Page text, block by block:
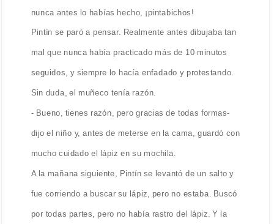
nunca antes lo habías hecho, ¡pintabichos!
Pintín se paró a pensar. Realmente antes dibujaba tan
mal que nunca había practicado más de 10 minutos
seguidos, y siempre lo hacía enfadado y protestando.
Sin duda, el muñeco tenía razón.
- Bueno, tienes razón, pero gracias de todas formas-
dijo el niño y, antes de meterse en la cama, guardó con
mucho cuidado el lápiz en su mochila.
A la mañana siguiente, Pintín se levantó de un salto y
fue corriendo a buscar su lápiz, pero no estaba. Buscó
por todas partes, pero no había rastro del lápiz. Y la